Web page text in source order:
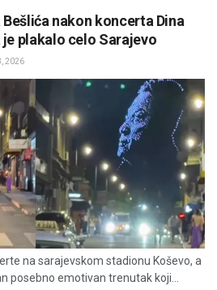
nakon koncerta Dina
plakalo celo Sarajevo
2026
na sarajevskom stadionu Koševo, a
posebno emotivan trenutak koji...